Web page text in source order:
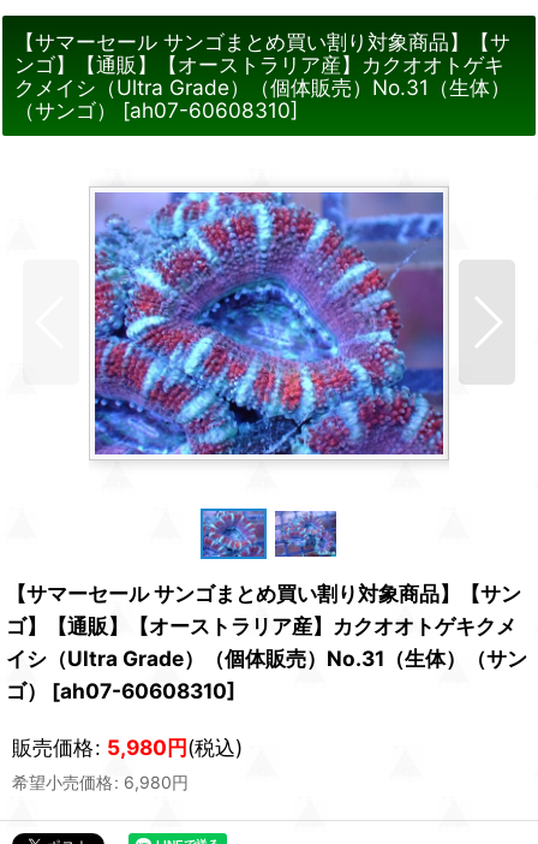
【サマーセール サンゴまとめ買い割り対象商品】【サ
ンゴ】【通販】【オーストラリア産】カクオオトゲキ
クメイシ（Ultra Grade）（個体販売）No.31（生体）
（サンゴ）
[ah07-60608310]
【サマーセール サンゴまとめ買い割り対象商品】【サン
ゴ】【通販】【オーストラリア産】カクオオトゲキクメ
イシ（Ultra Grade）（個体販売）No.31（生体）（サン
ゴ）
[ah07-60608310]
販売価格: 5,980円(税込)
希望小売価格: 6,980円